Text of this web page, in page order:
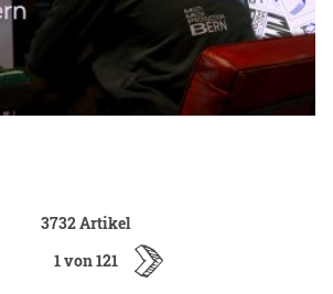
3732 Artikel
1 von 121